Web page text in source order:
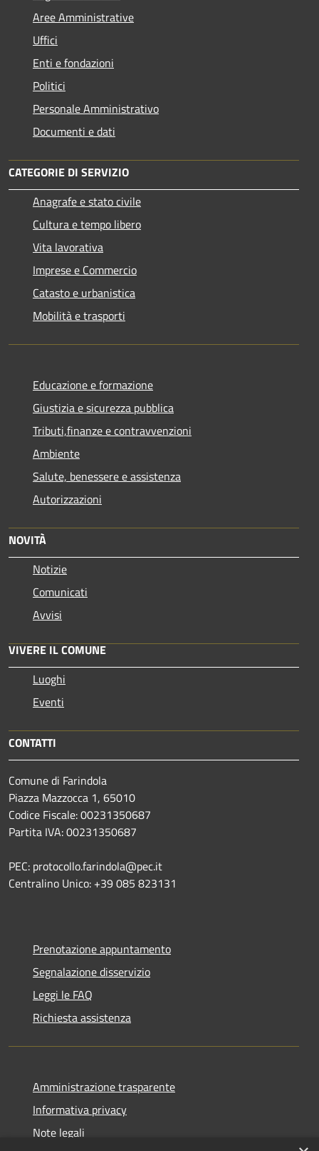
Aree Amministrative
Uffici
Enti e fondazioni
Politici
Personale Amministrativo
Documenti e dati
CATEGORIE DI SERVIZIO
Anagrafe e stato civile
Cultura e tempo libero
Vita lavorativa
Imprese e Commercio
Catasto e urbanistica
Mobilità e trasporti
Educazione e formazione
Giustizia e sicurezza pubblica
Tributi,finanze e contravvenzioni
Ambiente
Salute, benessere e assistenza
Autorizzazioni
NOVITÀ
Notizie
Comunicati
Avvisi
VIVERE IL COMUNE
Luoghi
Eventi
CONTATTI
Comune di Farindola
Piazza Mazzocca 1, 65010
Codice Fiscale: 00231350687
Partita IVA: 00231350687
PEC: protocollo.farindola@pec.it
Centralino Unico: +39 085 823131
Prenotazione appuntamento
Segnalazione disservizio
Leggi le FAQ
Richiesta assistenza
Amministrazione trasparente
Informativa privacy
Note legali